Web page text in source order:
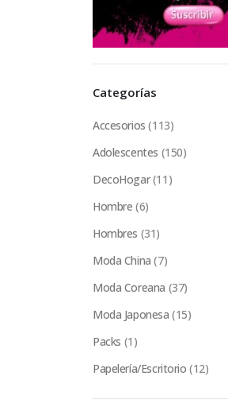
Categorías
Accesorios (113)
Adolescentes (150)
DecoHogar(11)
Hombre (6)
Hombres (31)
Moda China (7)
Moda Coreana (37)
Moda Japonesa (15)
Packs (1)
Papelería/Escritorio (12)